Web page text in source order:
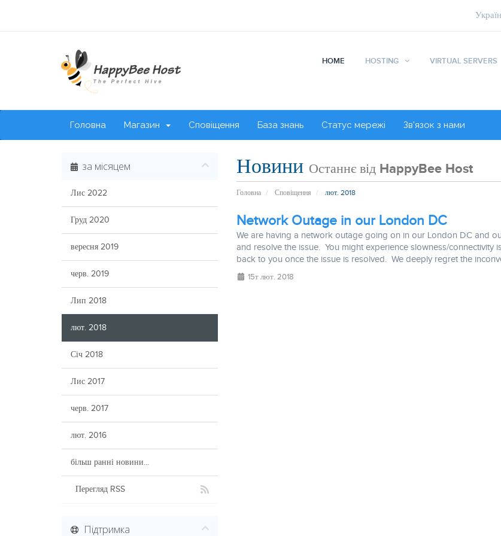
HOME HOSTING VIRTUAL SERVERS
Головна Магазин Сповіщення База знань Статус мережі Зв'язок з нами
Новини Останнє від HappyBee Host
Головна Сповіщення лют. 2018
за місяцем
Лис 2022
Груд 2020
вересня 2019
черв. 2019
Лип 2018
лют. 2018
Січ 2018
Лис 2017
черв. 2017
лют. 2016
більш ранні новини...
Перегляд RSS
Network Outage in our London DC
We are having a network outage going on in our London DC and
and resolve the issue. You might experience slowness/connectivity
back to you once the issue is resolved. We deeply regret the
15т лют. 2018
Підтримка